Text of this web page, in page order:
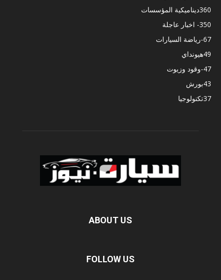
ديناميكية المؤسسات360
- اخبار عاجلة350
-رياضة السيارات67
هيونداي49
-وقود وزيوت47
بورش43
تكنولوجيا37
ABOUT US
FOLLOW US